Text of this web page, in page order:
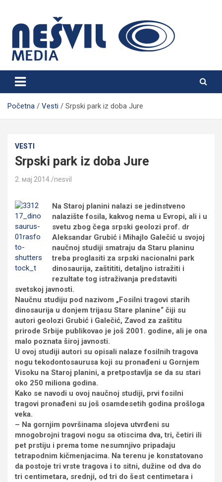
content
Nešvil Media Bogatić
Početna Vesti Srpski park iz doba Jure
VESTI
Srpski park iz doba Jure
2. мај 2014. nesvil
Na Staroj planini nalazi se jedinstveno
nalazište fosila, kakvog nema u Evropi, ali i u
svetu zbog čega srpski geolozi prof. dr
Aleksandar Grubić i Mihajlo Galečić u svojoj
naučnoj studiji smatraju da Staru planinu
treba proglasiti za srpski nacionalni park
dinosaurija, zaštititi, detaljno istražiti i
rezultate tog istraživanja predstaviti
svetskoj javnosti.
Naučnu studiju pod nazivom „Fosilni tragovi starih
dinosaurija u donjem trijasu Stare planine“ čiji su
autori geolozi Grubić i Galečić, Zavod za zaštitu
prirode Srbije publikovao je još 2001. godine, ali je ona
malo poznata široj javnosti.
U ovoj studiji autori su opisali nalaze fosilnih tragova
nogu tekodontosaurusa koji su pronađeni u Gornjem
Visoku na Staroj planini, a pretpostavlja se da su stari
oko 250 miliona godina.
Kako se navodi u ovoj naučnoj studiji, prvi fosilni
tragovi pronađeni su još osamdesetih godina prošloga
veka.
– Na gornjim površinama slojeva utvrđeni su
mnogobrojni tragovi nogu sa otiscima dva, tri, četiri ili
pet prstiju i prema tome nesumnjivo pripadaju
tetrapodnim kičmenjacima. Na terenu je konstatovano
da postoje tri vrste tragova i to sitni, dužine od dva do
tri centimetara, srednji, od tri do šest centimetara i